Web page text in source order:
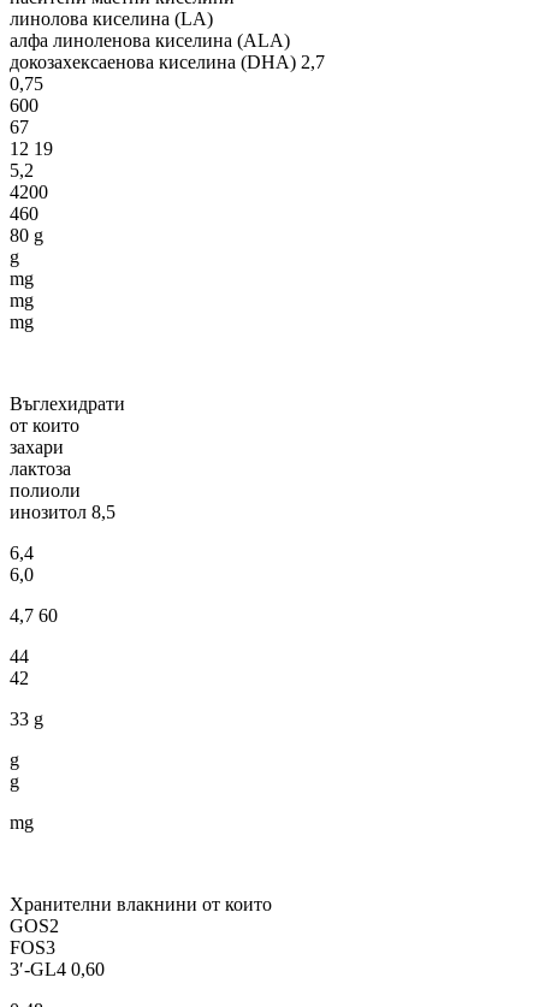
линолова киселина (LA)
алфа линоленова киселина (ALA)
докозахексаенова киселина (DHA) 2,7
0,75
600
67
12 19
5,2
4200
460
80 g
g
mg
mg
mg
Въглехидрати
от които
захари
лактоза
полиоли
инозитол 8,5
6,4
6,0
4,7 60
44
42
33 g
g
g
mg
Хранителни влакнини от които
GOS2
FOS3
3′-GL4 0,60